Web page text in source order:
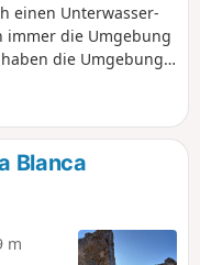
einen Unterwasser-
immer die Umgebung
die Umgebung
nirgendwo auf der
sich aneinander, mit
vom Teide
wo ein gelber Felsen
gegeben hat.
Blanca
m